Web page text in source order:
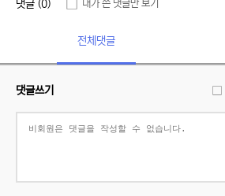
댓글 (0) 내가 쓴 댓글만 보기
전체댓글
댓글쓰기